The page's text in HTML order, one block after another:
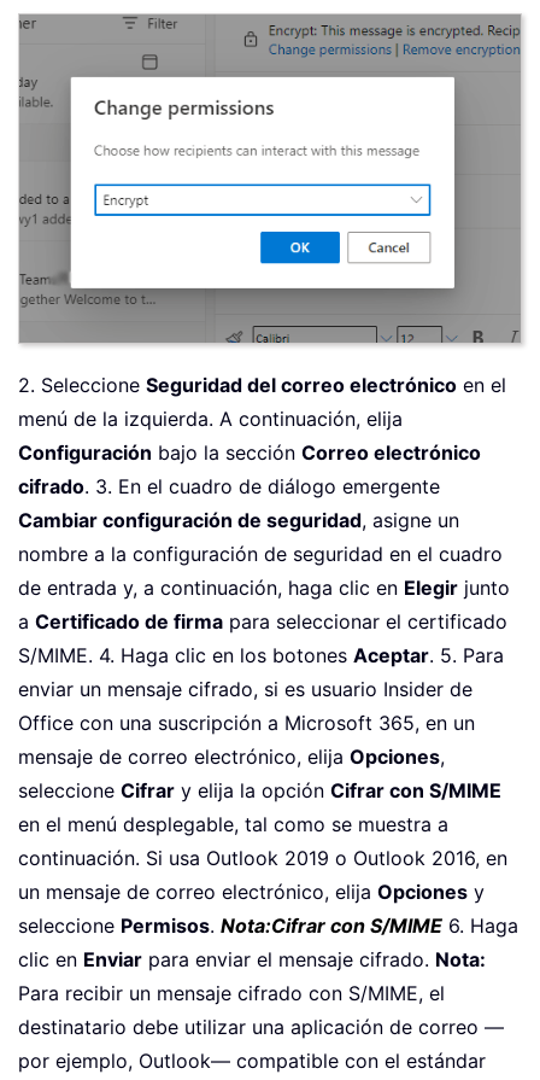
2. Seleccione Seguridad del correo electrónico en el
menú de la izquierda. A continuación, elija
Configuración bajo la sección Correo electrónico
cifrado. 3. En el cuadro de diálogo emergente
Cambiar configuración de seguridad, asigne un
nombre a la configuración de seguridad en el cuadro
de entrada y, a continuación, haga clic en Elegir junto
a Certificado de firma para seleccionar el certificado
S/MIME. 4. Haga clic en los botones Aceptar. 5. Para
enviar un mensaje cifrado, si es usuario Insider de
Office con una suscripción a Microsoft 365, en un
mensaje de correo electrónico, elija Opciones,
seleccione Cifrar y elija la opción Cifrar con S/MIME
en el menú desplegable, tal como se muestra a
continuación. Si usa Outlook 2019 o Outlook 2016, en
un mensaje de correo electrónico, elija Opciones y
seleccione Permisos. Nota:Cifrar con S/MIME 6. Haga
clic en Enviar para enviar el mensaje cifrado. Nota:
Para recibir un mensaje cifrado con S/MIME, el
destinatario debe utilizar una aplicación de correo —
por ejemplo, Outlook— compatible con el estándar